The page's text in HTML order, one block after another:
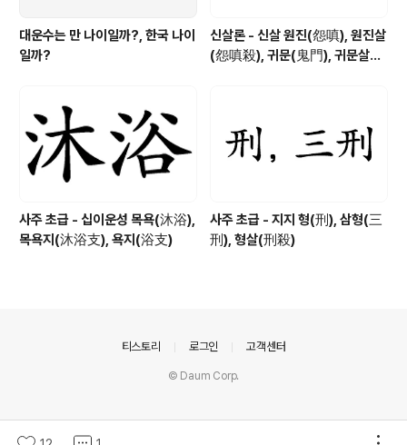
대운수는 만 나이일까?, 한국 나이
일까?
신살론 - 신살 원진(怨嗔), 원진살
(怨嗔殺), 귀문(鬼門), 귀문살
사주 초급 - 십이운성 목욕(沐浴),
목욕지(沐浴支), 욕지(浴支)
사주 초급 - 지지 형(刑), 삼형(三
刑), 형살(刑殺)
티스토리 로그인 고객센터
© Daum Corp.